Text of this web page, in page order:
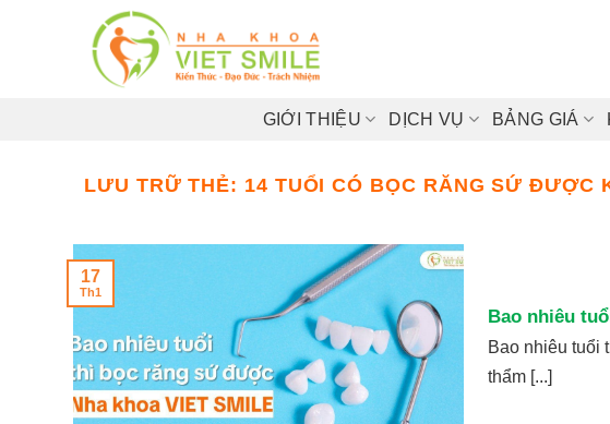
GIỚI THIỆU DỊCH VỤ BẢNG GIÁ
LƯU TRỮ THẺ: 14 TUỔI CÓ BỌC RĂNG SỨ ĐƯỢC
Bao nhiêu
Bao nhiêu tuổi
thẩm [...]
17
Th1